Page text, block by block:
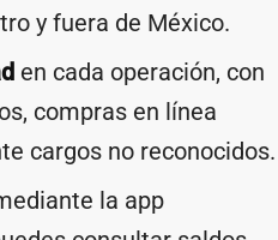
y fuera de México.
en cada operación, con
compras en línea
cargos no reconocidos.
la app